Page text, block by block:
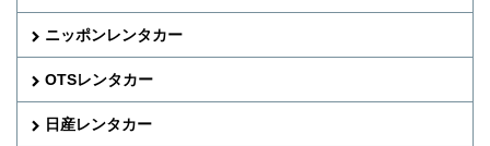
ニッポンレンタカー
OTSレンタカー
日産レンタカー